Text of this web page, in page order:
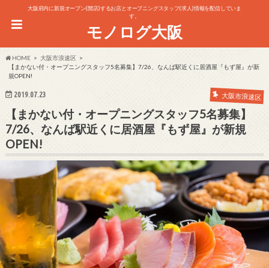
大阪府内に新規オープン(開店)するお店とオープニングスタッフ(求人)情報を配信していま
す。
モノログ大阪
HOME
大阪市浪速区
【まかない付・オープニングスタッフ5名募集】7/26、なんば駅近くに居酒屋『もず屋』が新
規OPEN!
2019.07.23 大阪市浪速区
【まかない付・オープニングスタッフ5名募集】
7/26、なんば駅近くに居酒屋『もず屋』が新規
OPEN!